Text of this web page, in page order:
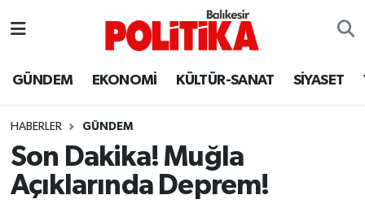
GÜNDEM EKONOMİ KÜLTÜR-SANAT SİYASET
HABERLER GÜNDEM
Son Dakika! Muğla
Açıklarında Deprem!
Ayvalık
Balya
Bandırma
Balıkesir Hava Durumu
Balıkesir Namaz Vakitleri
Balıkesir Trafik Yoğunluk Haritası